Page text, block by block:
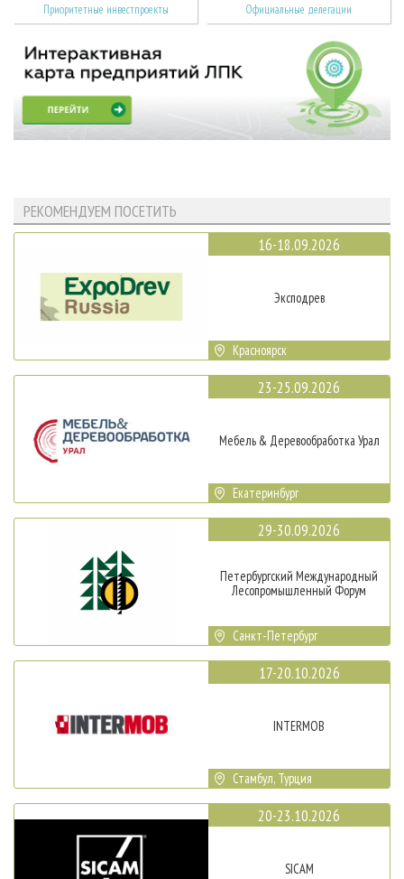
Приоритетные инвестпроекты Официальные делегации
РЕКОМЕНДУЕМ ПОСЕТИТЬ
16-18.09.2026
Эксподрев
Красноярск
23-25.09.2026
Мебель & Деревообработка Урал
Екатеринбург
29-30.09.2026
Петербургский Международный
Лесопромышленный Форум
Санкт-Петербург
17-20.10.2026
INTERMOB
Стамбул, Турция
20-23.10.2026
SICAM